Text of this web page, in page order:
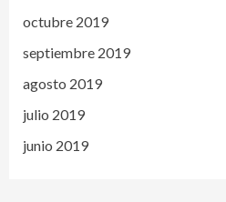
octubre 2019
septiembre 2019
agosto 2019
julio 2019
junio 2019